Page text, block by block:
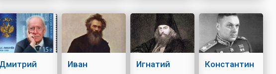
Дмитрий Иван Игнатий Константин